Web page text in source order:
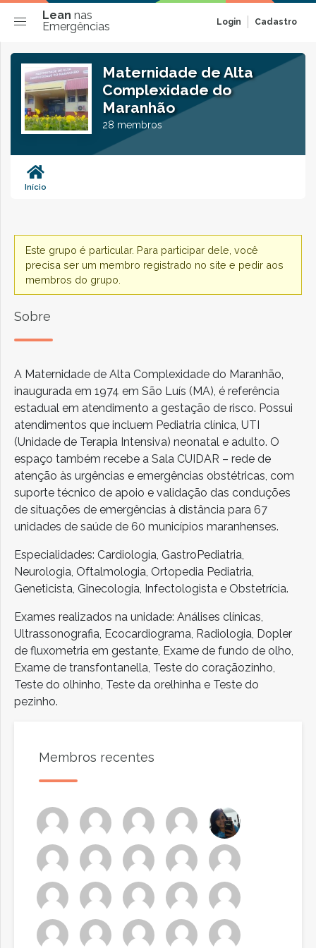
Lean nas
Emergências
Login Cadastro
Maternidade de Alta
Complexidade do
Maranhão
28 membros
Início
Este grupo é particular. Para participar dele, você
precisa ser um membro registrado no site e pedir aos
membros do grupo.
Sobre
A Maternidade de Alta Complexidade do Maranhão,
inaugurada em 1974 em São Luís (MA), é referência
estadual em atendimento a gestação de risco. Possui
atendimentos que incluem Pediatria clínica, UTI
(Unidade de Terapia Intensiva) neonatal e adulto. O
espaço também recebe a Sala CUIDAR – rede de
atenção às urgências e emergências obstétricas, com
suporte técnico de apoio e validação das conduções
de situações de emergências à distância para 67
unidades de saúde de 60 municípios maranhenses.
Especialidades: Cardiologia, GastroPediatria,
Neurologia, Oftalmologia, Ortopedia Pediatria,
Geneticista, Ginecologia, Infectologista e Obstetrícia.
Exames realizados na unidade: Análises clínicas,
Ultrassonografia, Ecocardiograma, Radiologia, Dopler
de fluxometria em gestante, Exame de fundo de olho,
Exame de transfontanella, Teste do coraçãozinho,
Teste do olhinho, Teste da orelhinha e Teste do
pezinho.
Membros recentes